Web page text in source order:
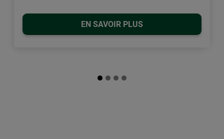
EN SAVOIR PLUS